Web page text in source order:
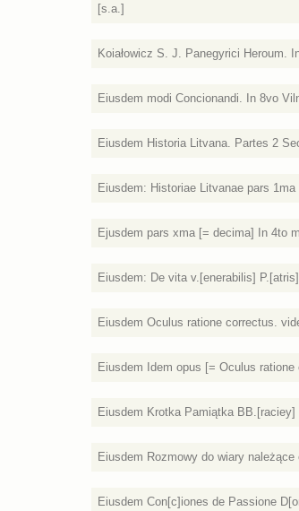
[s.a.]
Koiałowicz S. J. Panegyrici Heroum.
Eiusdem modi Concionandi. In 8vo
Eiusdem Historia Litvana. Partes 2
Eiusdem: Historiae Litvanae pars
Ejusdem pars xma [= decima] In 4to
Eiusdem: De vita v.[enerabilis]
Eiusdem Oculus ratione correctus.
Eiusdem Idem opus [= Oculus
Eiusdem Krotka Pamiątka
Eiusdem Rozmowy do wiary
Eiusdem Con[c]iones de Passione